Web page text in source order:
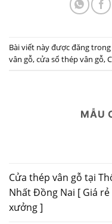
Bài viết này được đăng trong
vân gỗ,cửa sổ thép vân gỗ,
MẪU
Cửa thép vân gỗ tại
Nhất Đồng Nai [ Giá rẻ
xưởng ]